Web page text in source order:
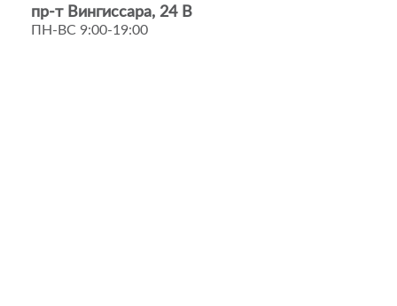
пр-т Вингиссара, 24 В
ПН-ВС 9:00-19:00